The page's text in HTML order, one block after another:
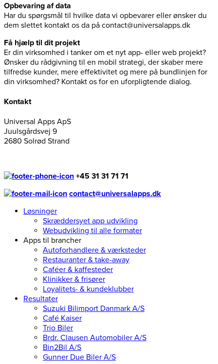
Opbevaring af data
Har du spørgsmål til hvilke data vi opbevarer eller ønsker du
dem slettet kontakt os da på contact@universalapps.dk
Få hjælp til dit projekt
Er din virksomhed i tanker om et nyt app- eller web projekt?
Ønsker du rådgivning til en mobil strategi, der skaber mere
tilfredse kunder, mere effektivitet og mere på bundlinjen for
din virksomhed? Kontakt os for en uforpligtende dialog.
Kontakt
Universal Apps ApS
Juulsgårdsvej 9
2680 Solrød Strand
+45 31 31 71 71
contact@universalapps.dk
Løsninger
Skræddersyet app udvikling
Webudvikling til alle formater
Apps til brancher
Autoforhandlere & værksteder
Restauranter & take-away
Caféer & kaffesteder
Klinikker & frisører
Loyalitets- & kundeklubber
Resultater
Suzuki Bilimport Danmark A/S
Café Kaiser
Trio Biler
Brdr. Clausen Automobiler A/S
Bin2Bil A/S
Gunner Due Biler A/S